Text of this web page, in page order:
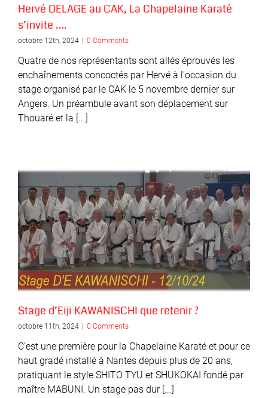
Hervé DELAGE au CAK, La Chapelaine Karaté
s’invite ….
octobre 12th, 2024 | 0 Comments
Quatre de nos représentants sont allés éprouvés les
enchaînements concoctés par Hervé à l'occasion du
stage organisé par le CAK le 5 novembre dernier sur
Angers. Un préambule avant son déplacement sur
Thouaré et la [...]
Stage d’Eiji KAWANISCHI que retenir ?
octobre 11th, 2024 | 0 Comments
C'est une première pour la Chapelaine Karaté et pour ce
haut gradé installé à Nantes depuis plus de 20 ans,
pratiquant le style SHITO TYU et SHUKOKAI fondé par
maître MABUNI. Un stage pas dur [...]